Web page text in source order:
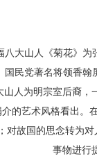
八大山人《菊花》为
国民党著名将领香
山人为明宗室后裔，
介的艺术风格看出。
对故国的思念转为
事物进行